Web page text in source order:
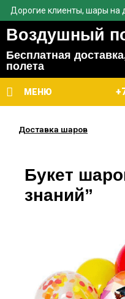
Дорогие клиенты, шары на
Воздушный
Бесплатная
полета
МЕНЮ
Доставка шаров
Букет
знаний”